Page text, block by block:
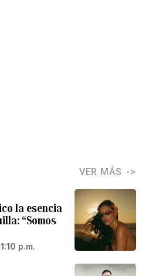
VER MÁS
la esencia
“Somos
p.m.